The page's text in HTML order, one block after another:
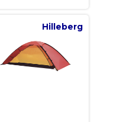
Hilleberg